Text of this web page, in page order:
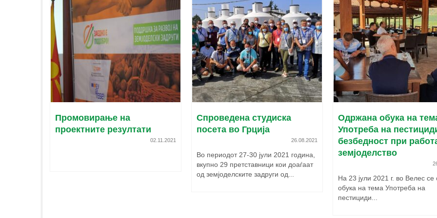
Промовирање на
проектните резултати
02.11.2021
Спроведена студиска
посета во Грција
26.08.2021
Во периодот 27-30 јули 2021 година,
вкупно 29 претставници кои доаѓаат
од земјоделските задруги од...
Одржана обука на
Употреба на
безбедност при
земјоделство
На 23 јули 2021 г. во Велес се
обука на тема Употреба на
пестициди...